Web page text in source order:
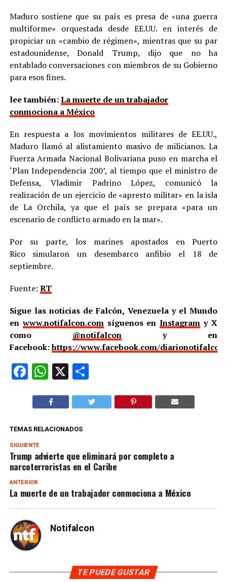
Maduro sostiene que su país es presa de «una guerra
multiforme» orquestada desde EE.UU. en interés de
propiciar un «cambio de régimen», mientras que su par
estadounidense, Donald Trump, dijo que no ha
entablado conversaciones con miembros de su Gobierno
para esos fines.
lee también:La muerte de un trabajador
conmociona a México
En respuesta a los movimientos militares de EE.UU.,
Maduro llamó al alistamiento masivo de milicianos. La
Fuerza Armada Nacional Bolivariana puso en marcha el
‘Plan Independencia 200’, al tiempo que el ministro de
Defensa, Vladimir Padrino López, comunicó la
realización de un ejercicio de «apresto militar» en la isla
de La Orchila, ya que el país se prepara «para un
escenario de conflicto armado en la mar».
Por su parte, los marines apostados en Puerto
Rico simularon un desembarco anfibio el 18 de
septiembre.
Fuente: RT
Sigue las noticias de Falcón, Venezuela y el Mundo
enwww.notifalcon.comsíguenos enInstagram y X
como @notifalcony en
Facebook:https://www.facebook.com/
Facebook
WhatsApp
X Compartir
TEMAS RELACIONADOS
SIGUIENTE
Trump advierte que eliminará por completo a
narcoterroristas en el Caribe
ANTERIOR
La muerte de un trabajador conmociona a México
Notifalcon
TE PUEDE GUSTAR